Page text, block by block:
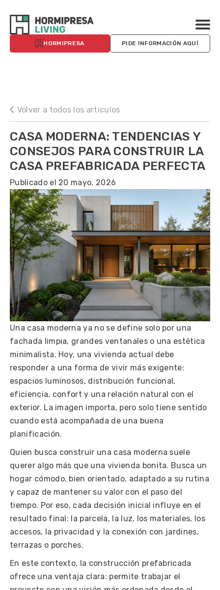
HORMIPRESA PIDE INFORMACIÓN AQUÍ
Volver a todos los artículos
CASA MODERNA: TENDENCIAS Y
CONSEJOS PARA CONSTRUIR LA
CASA PREFABRICADA PERFECTA
Publicado el 20 mayo, 2026
Una casa moderna ya no se define solo por una
fachada limpia, grandes ventanales o una estética
minimalista. Hoy, una vivienda actual debe
responder a una forma de vivir más exigente:
espacios luminosos, distribución funcional,
eficiencia, confort y una relación natural con el
exterior. La imagen importa, pero solo tiene sentido
cuando está acompañada de una buena
planificación.
Quien busca construir una casa moderna suele
querer algo más que una vivienda bonita. Busca un
hogar cómodo, bien orientado, adaptado a su rutina
y capaz de mantener su valor con el paso del
tiempo. Por eso, cada decisión inicial influye en el
resultado final: la parcela, la luz, los materiales, los
accesos, la privacidad y la conexión con jardines,
terrazas o porches.
En este contexto, la construcción prefabricada
ofrece una ventaja clara: permite trabajar el